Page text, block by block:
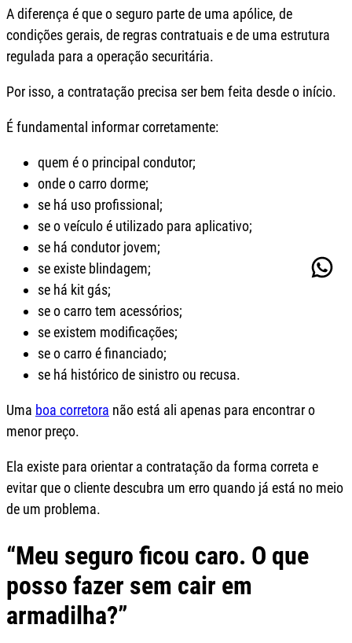
A diferença é que o seguro parte de uma apólice, de
condições gerais, de regras contratuais e de uma estrutura
regulada para a operação securitária.
Por isso, a contratação precisa ser bem feita desde o início.
É fundamental informar corretamente:
quem é o principal condutor;
onde o carro dorme;
se há uso profissional;
se o veículo é utilizado para aplicativo;
se há condutor jovem;
se existe blindagem;
se há kit gás;
se o carro tem acessórios;
se existem modificações;
se o carro é financiado;
se há histórico de sinistro ou recusa.
Uma boa corretora não está ali apenas para encontrar o
menor preço.
Ela existe para orientar a contratação da forma correta e
evitar que o cliente descubra um erro quando já está no meio
de um problema.
“Meu seguro ficou caro. O que
posso fazer sem cair em
armadilha?”